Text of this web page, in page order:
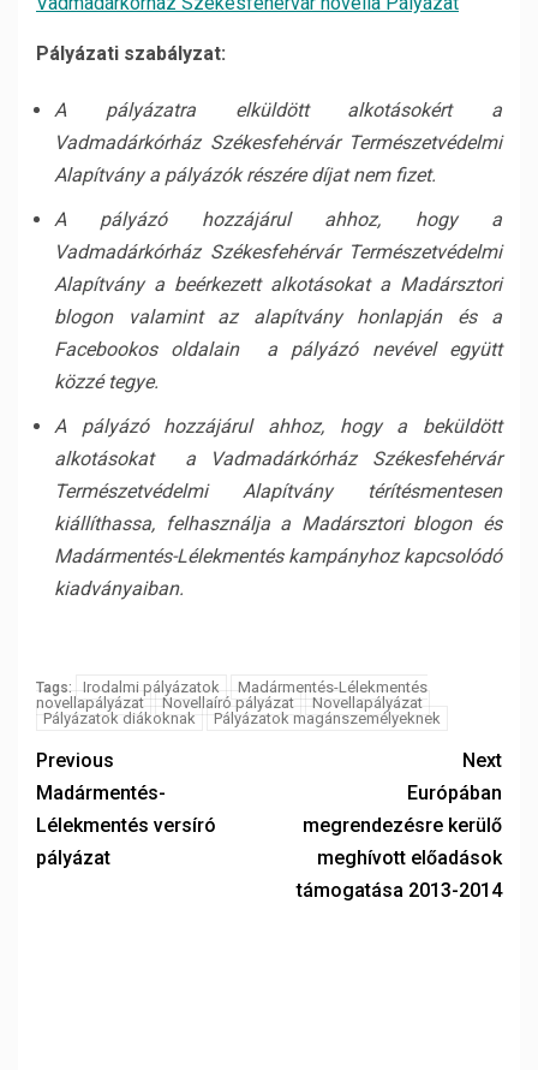
Pályázati szabályzat:
A pályázatra elküldött alkotásokért a
Vadmadárkórház Székesfehérvár Természetvédelmi
Alapítvány a pályázók részére díjat nem fizet.
A pályázó hozzájárul ahhoz, hogy a
Vadmadárkórház Székesfehérvár Természetvédelmi
Alapítvány a beérkezett alkotásokat a Madársztori
blogon valamint az alapítvány honlapján és a
Facebookos oldalain a pályázó nevével együtt
közzé tegye.
A pályázó hozzájárul ahhoz, hogy a beküldött
alkotásokat a Vadmadárkórház Székesfehérvár
Természetvédelmi Alapítvány térítésmentesen
kiállíthassa, felhasználja a Madársztori blogon és
Madármentés-Lélekmentés kampányhoz kapcsolódó
kiadványaiban.
Tags: Irodalmi pályázatok
Madármentés-Lélekmentés
novellapályázat
Novellaíró pályázat
Novellapályázat
Pályázatok diákoknak
Pályázatok magánszemélyeknek
Previous
Madármentés-
Lélekmentés versíró
pályázat
Next
Európában
megrendezésre kerülő
meghívott előadások
támogatása 2013-2014